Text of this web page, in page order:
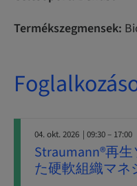
Termékszegmensek:
04. okt. 2026 | 09:30 – 17:00
Straumann®再
た硬軟組織マネ